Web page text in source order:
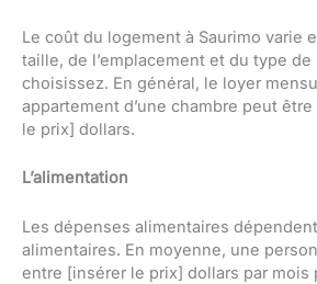
Le coût du logement à Saurimo varie
taille, de l’emplacement et du type
choisissez. En général, le loyer
appartement d’une chambre peut
le prix] dollars.
L’alimentation
Les dépenses alimentaires
alimentaires. En moyenne, une
entre [insérer le prix] dollars par mois